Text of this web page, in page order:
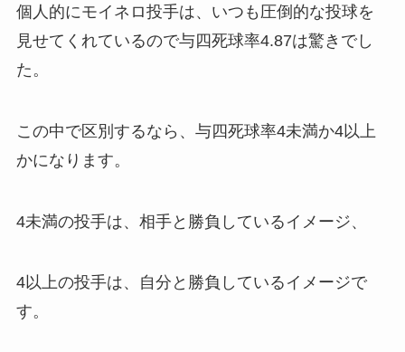
個人的にモイネロ投手は、いつも圧倒的な投球を
見せてくれているので与四死球率4.87は驚きでし
た。
この中で区別するなら、与四死球率4未満か4以上
かになります。
4未満の投手は、相手と勝負しているイメージ、
4以上の投手は、自分と勝負しているイメージで
す。